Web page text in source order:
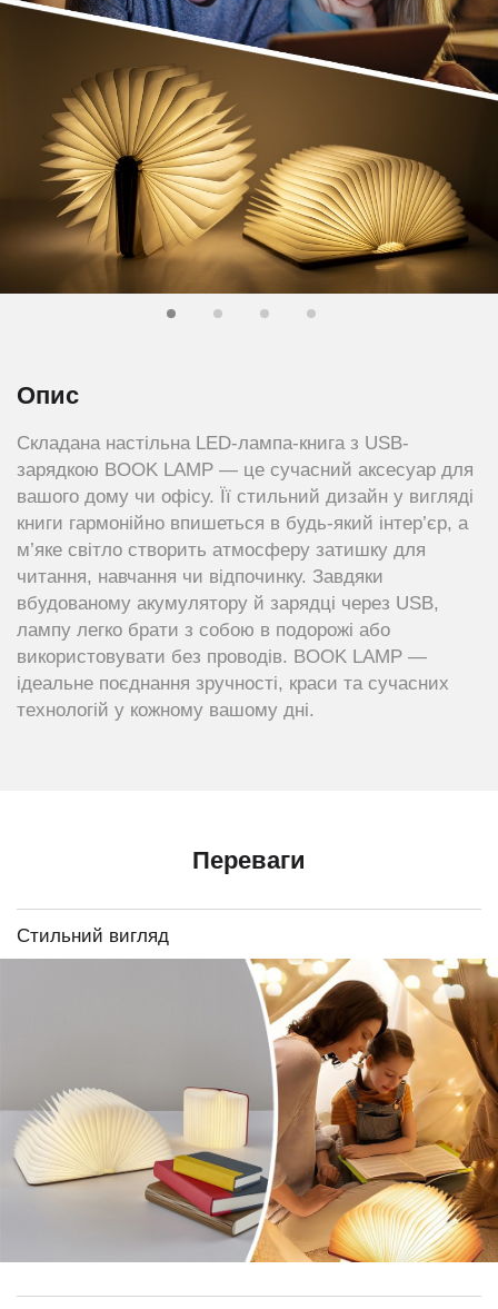
Опис
Складана настільна LED-лампа-книга з USB-
зарядкою BOOK LAMP — це сучасний аксесуар для
вашого дому чи офісу. Її стильний дизайн у вигляді
книги гармонійно впишеться в будь-який інтер’єр, а
м’яке світло створить атмосферу затишку для
читання, навчання чи відпочинку. Завдяки
вбудованому акумулятору й зарядці через USB,
лампу легко брати з собою в подорожі або
використовувати без проводів. BOOK LAMP —
ідеальне поєднання зручності, краси та сучасних
технологій у кожному вашому дні.
Переваги
Стильний вигляд